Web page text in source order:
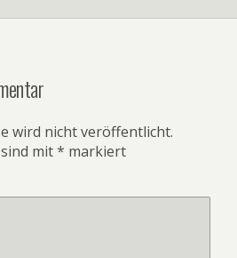
wird nicht veröffentlicht.
mit* markiert